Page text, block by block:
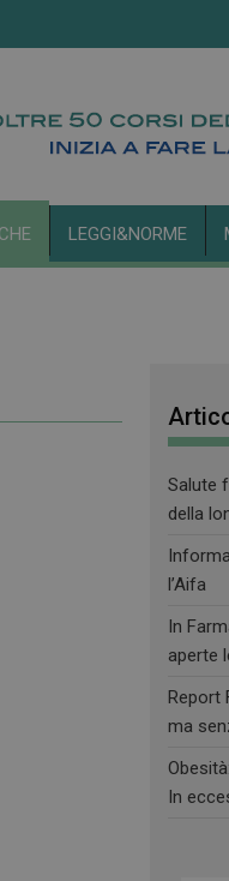
LEGGI&NORME
Salute
della
l’Aifa
In
aperte
Report
ma
In